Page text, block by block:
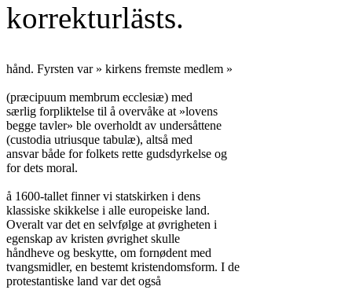
korrekturlästs.
hånd. Fyrsten var » kirkens fremste medlem »
(præcipuum membrum ecclesiæ) med
særlig forpliktelse til å overvåke at »lovens
begge tavler» ble overholdt av undersåttene
(custodia utriusque tabulæ), altså med
ansvar både for folkets rette gudsdyrkelse og
for dets moral.
å 1600-tallet finner vi statskirken i dens
klassiske skikkelse i alle europeiske land.
Overalt var det en selvfølge at øvrigheten i
egenskap av kristen øvrighet skulle
håndheve og beskytte, om fornødent med
tvangsmidler, en bestemt kristendomsform. I de
protestantiske land var det også